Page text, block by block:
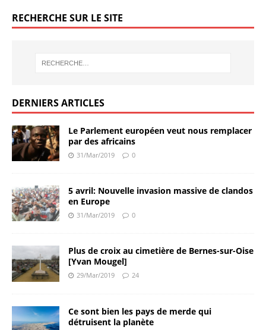
RECHERCHE SUR LE SITE
DERNIERS ARTICLES
Le Parlement européen veut nous remplacer
par des africains
31/Mar/2019 0
5 avril: Nouvelle invasion massive de clandos
en Europe
31/Mar/2019 0
Plus de croix au cimetière de Bernes-sur-Oise
[Yvan Mougel]
29/Mar/2019 24
Ce sont bien les pays de merde qui
détruisent la planète